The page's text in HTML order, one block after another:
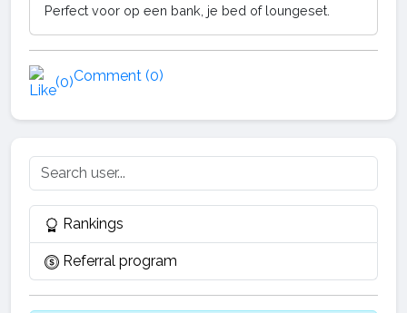
Perfect voor op een bank, je bed of loungeset.
(0)Comment (0)
Rankings
Referral program